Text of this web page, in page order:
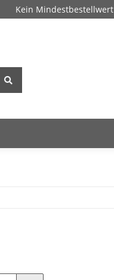
Kein Mindestbestellwert